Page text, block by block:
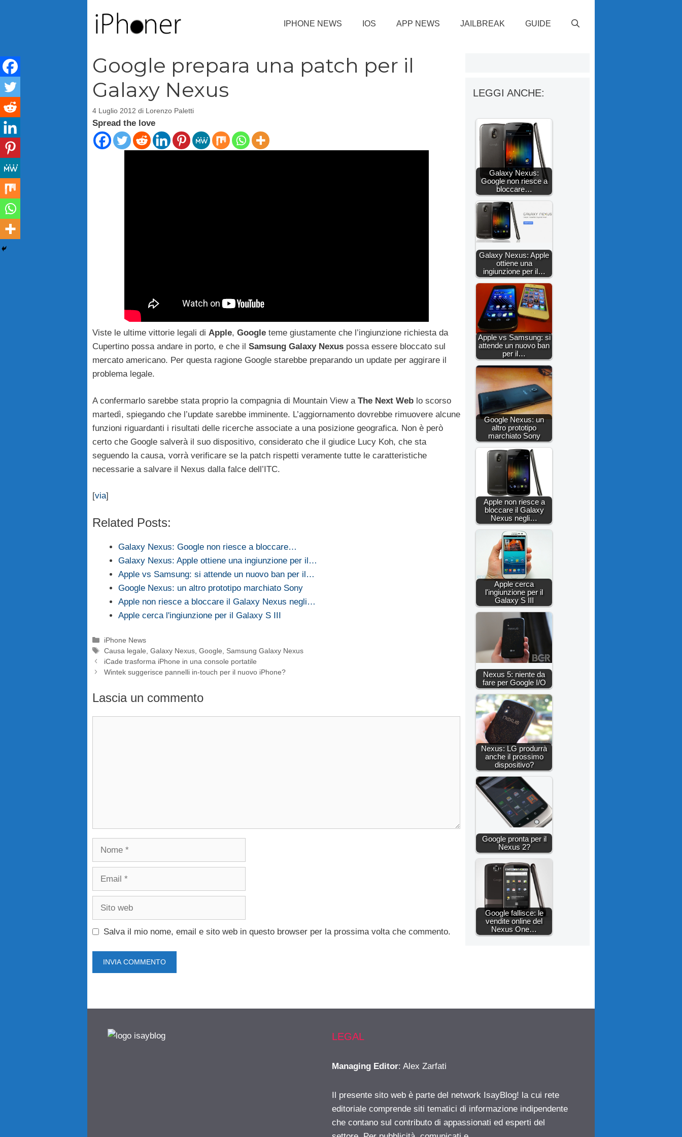
IPHONE NEWS IOS APP NEWS JAILBREAK GUIDE
Google prepara una patch per il
Galaxy Nexus
4 Luglio 2012 di Lorenzo Paletti
Spread the love
Viste le ultime vittorie legali di Apple, Google teme giustamente che l’ingiunzione richiesta da
Cupertino possa andare in porto, e che il Samsung Galaxy Nexus possa essere bloccato sul
mercato americano. Per questa ragione Google starebbe preparando un update per aggirare il
problema legale.
A confermarlo sarebbe stata proprio la compagnia di Mountain View a The Next Web lo scorso
martedì, spiegando che l’update sarebbe imminente. L’aggiornamento dovrebbe rimuovere alcune
funzioni riguardanti i risultati delle ricerche associate a una posizione geografica. Non è però
certo che Google salverà il suo dispositivo, considerato che il giudice Lucy Koh, che sta
seguendo la causa, vorrà verificare se la patch rispetti veramente tutte le caratteristiche
necessarie a salvare il Nexus dalla falce dell’ITC.
[via]
Related Posts:
Galaxy Nexus: Google non riesce a bloccare…
Galaxy Nexus: Apple ottiene una ingiunzione per il…
Apple vs Samsung: si attende un nuovo ban per il…
Google Nexus: un altro prototipo marchiato Sony
Apple non riesce a bloccare il Galaxy Nexus negli…
Apple cerca l'ingiunzione per il Galaxy S III
Categorie
iPhone News
Tag
Causa legale ,Galaxy Nexus ,Google
Samsung Galaxy Nexus
iCade trasforma iPhone in una console portatile
Wintek suggerisce pannelli in-touch per il nuovo iPhone?
Lascia un commento
Salva il mio nome, email e sito web in questo browser per la prossima volta che commento.
LEGGI ANCHE:
Galaxy Nexus:
Google non riesce a
bloccare…
Galaxy Nexus: Apple
ottiene una
ingiunzione per il…
Apple vs Samsung: si
attende un nuovo ban
per il…
Google Nexus: un
altro prototipo
marchiato Sony
Apple non riesce a
bloccare il Galaxy
Nexus negli…
Apple cerca
l'ingiunzione per il
Galaxy S III
Nexus 5: niente da
fare per Google I/O
Nexus: LG produrrà
anche il prossimo
dispositivo?
Google pronta per il
Nexus 2?
Google fallisce: le
vendite online del
Nexus One…
LEGAL
Managing Editor: Alex Zarfati
Il presente sito web è parte del network IsayBlog! la cui rete
editoriale comprende siti tematici di informazione indipendente
che contano sul contributo di appassionati ed esperti del